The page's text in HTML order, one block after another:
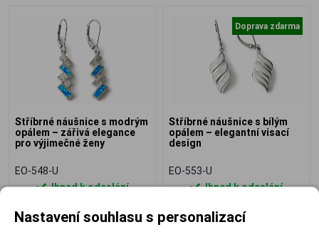
Stříbrné náušnice s modrým
opálem – zářivá elegance
pro výjimečné ženy
EO-548-U
Ihned k odeslání
1 390 Kč
Doprava zdarma
Stříbrné náušnice s bílým
opálem – elegantní visací
design
EO-553-U
Ihned k odeslání
1 790 Kč
Nastavení souhlasu s personalizací